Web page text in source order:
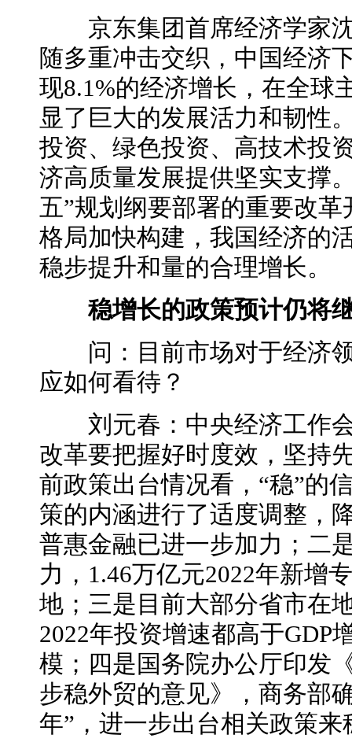
京东集团首席经济学家沈
随多重冲击交织，中国经济
现8.1%的经济增长，在全球
显了巨大的发展活力和韧性
投资、绿色投资、高技术投
济高质量发展提供坚实支撑
五”规划纲要部署的重要改
格局加快构建，我国经济的
稳步提升和量的合理增长。
稳增长的政策预计仍将
问：目前市场对于经济领
应如何看待？
刘元春：中央经济工作会
改革要把握好时度效，坚持
前政策出台情况看，“稳”的
策的内涵进行了适度调整，
普惠金融已进一步加力；二
力，1.46万亿元2022年新增
地；三是目前大部分省市在
2022年投资增速都高于GDP
模；四是国务院办公厅印发
步稳外贸的意见》，商务部
年”，进一步出台相关政策来